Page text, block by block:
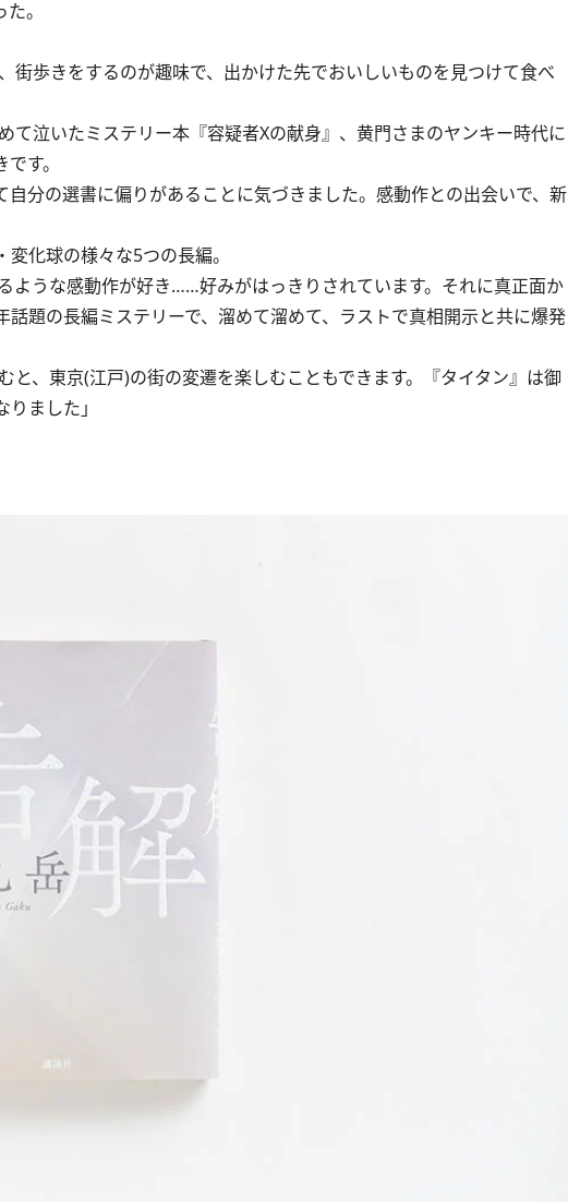
。
歩きをするのが趣味で、出かけた先でおいしいものを見つけて食べ
て泣いたミステリー本『容疑者Xの献身』、黄門さまのヤンキー時代に
す。
分の選書に偏りがあることに気づきました。感動作との出会いで、新
化球の様々な5つの長編。
ような感動作が好き……好みがはっきりされています。それに真正面か
題の長編ミステリーで、溜めて溜めて、ラストで真相開示と共に爆発
と、東京(江戸)の街の変遷を楽しむこともできます。『タイタン』は御
ました」